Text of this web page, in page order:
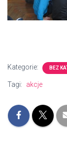
Kategorie: BEZ
Tagi: akcje